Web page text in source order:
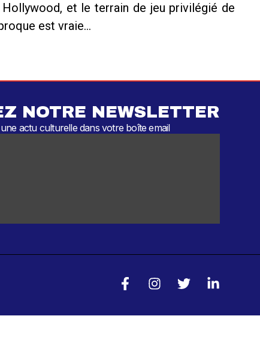
et le terrain de jeu privilégié de
est vraie…
NOTRE NEWSLETTER
actu culturelle dans votre boîte email